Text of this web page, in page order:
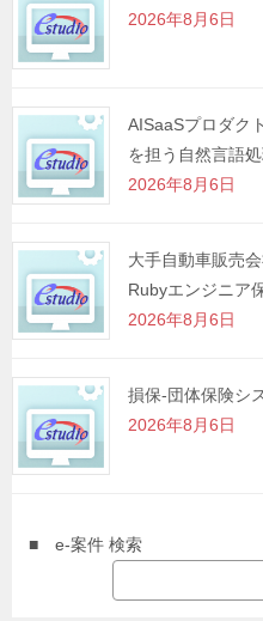
2026年8月6日
AISaaSプロダク
を担う自然言語
2026年8月6日
大手自動車販売
Rubyエンジニア
2026年8月6日
損保-団体保険シ
2026年8月6日
■ e-案件 検索